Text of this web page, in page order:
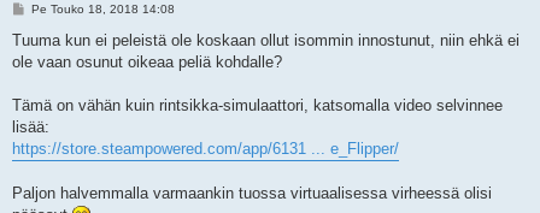
V
e
t
Pe Touko 18, 2018 14:08
Tuuma kun ei peleistä ole koskaan ollut isommin innostunut, niin ehkä ei
ole vaan osunut oikeaa peliä kohdalle?
Tämä on vähän kuin rintsikka-simulaattori, katsomalla video selvinnee
lisää:
https://store.steampowered.com/app/6131 ... e_Flipper/
Paljon halvemmalla varmaankin tuossa virtuaalisessa virheessä olisi